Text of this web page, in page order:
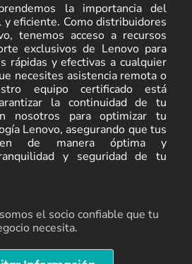
la importancia del
eficiente. Como distribuidores
tenemos acceso a recursos
exclusivos de Lenovo para
rápidas y efectivas a cualquier
necesites asistencia remota o
equipo certificado está
la continuidad de tu
nosotros para optimizar tu
Lenovo, asegurando que tus
de manera óptima y
y seguridad de tu
el socio confiable que tu
necesita.